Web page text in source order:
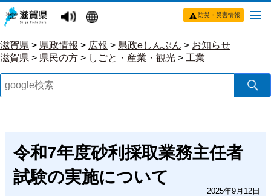
防災・災害情報
滋賀県 > 県政情報 > 広報 > 県政eしんぶん > お知らせ
滋賀県 > 県民の方 > しごと・産業・観光 > 工業
令和7年度砂利採取業務主任者
試験の実施について
2025年9月12日